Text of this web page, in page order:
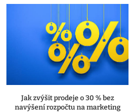
Jak zvýšit prodeje o 30 % bez
navýšení rozpočtu na marketing